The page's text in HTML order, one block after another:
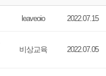
leaveoio 2022.07.15
비상교육 2022.07.05